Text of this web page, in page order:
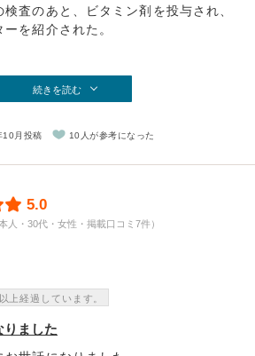
査のあと、ビタミン剤を投与され、
を紹介された。
続きを読む
月投稿 10人が参考になった
5.0
人・30代・女性・掲載口コミ7件）
上経過しています。
りました